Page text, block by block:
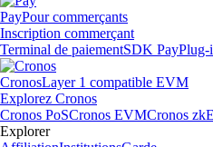
PayPour commerçants
Inscription commerçant
Terminal de paiementSDK PayPlug-
CronosLayer 1 compatible EVM
Explorez Cronos
Cronos PoSCronos EVMCronos
Explorer